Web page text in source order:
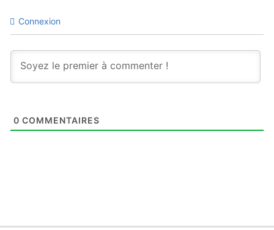
Connexion
0 COMMENTAIRES